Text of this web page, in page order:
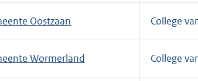
Oostzaan College
Wormerland College